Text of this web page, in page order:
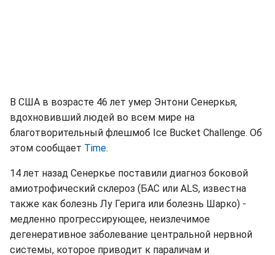
В США в возрасте 46 лет умер Энтони Сенеркья,
вдохновивший людей во всем мире на
благотворительный флешмоб Ice Bucket Challenge. Об
этом сообщает Time.
14 лет назад Сенеркье поставили диагноз боковой
амиотрофический склероз (БАС или ALS, известна
также как болезнь Лу Герига или болезнь Шарко) -
медленно прогрессирующее, неизлечимое
дегенеративное заболевание центральной нервной
системы, которое приводит к параличам и